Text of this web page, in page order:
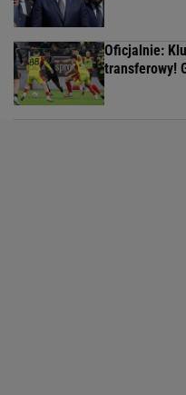
Oficjalnie:
transferowy!